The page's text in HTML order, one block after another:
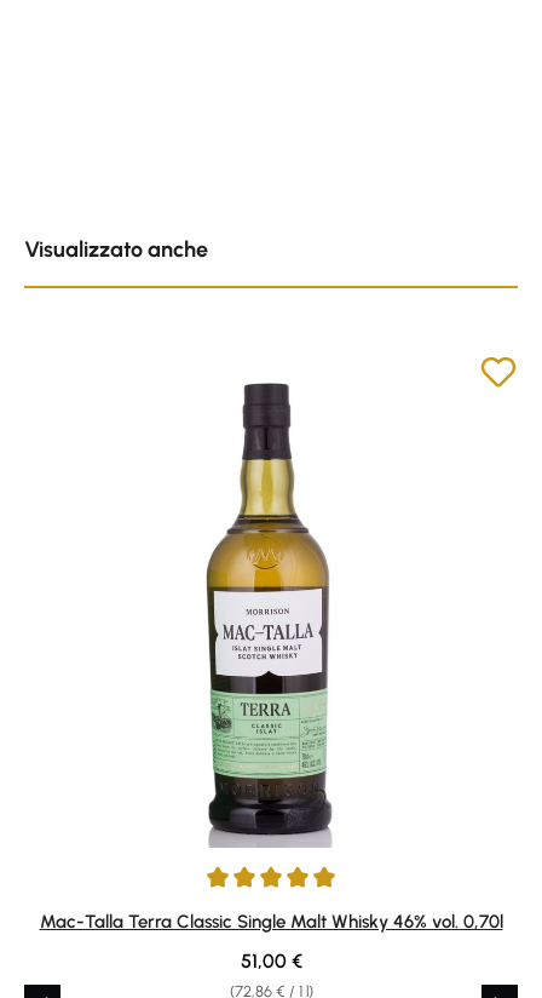
Visualizzato anche
Average rating of 5 out of 5 stars
Mac-Talla Terra Classic Single Malt Whisky 46% vol. 0,70l
(72,86 € / 1 l)
Regular price:
51,00 €